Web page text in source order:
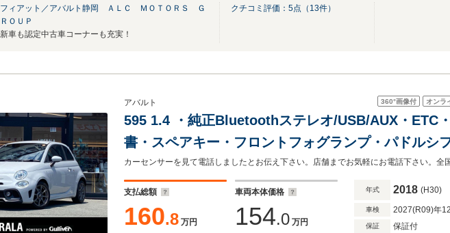
フィアット／アバルト静岡 ＡＬＣ ＭＯＴＯＲＳ Ｇ
ＲＯＵＰ
新車も認定中古車コーナーも充実！
クチコミ評価： 5点（ 13件）
360°画像付 オンラ
アバルト
595 1.4 ・純正Bluetoothステレオ/USB/AUX・ETC
書・スペアキー・フロントフォグランプ・パドルシ
支払総額
160.8 万円
車両本体価格
154.0 万円
年式 2018 (H30)
車検 2027(R09)年
保証 保証付